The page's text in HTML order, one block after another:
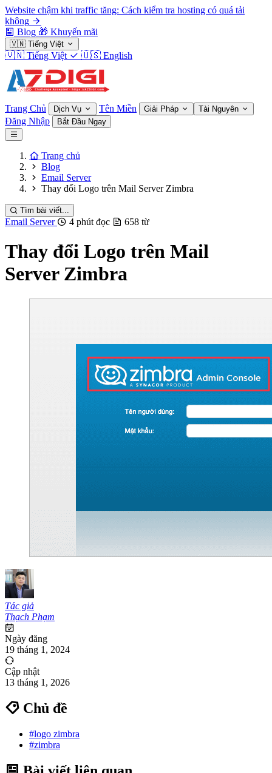
Website chậm khi traffic tăng: Cách kiểm tra hosting có quá tải
không
Blog 🎁 Khuyến mãi
🇻🇳 Tiếng Việt
🇻🇳 Tiếng Việt 🇺🇸 English
Trang Chủ Dịch Vụ Tên Miền Giải Pháp Tài Nguyên
Đăng Nhập Bắt Đầu Ngay
Trang chủ
Blog
Email Server
Thay đổi Logo trên Mail Server Zimbra
Tìm bài viết...
Email Server 4 phút đọc 658 từ
Thay đổi Logo trên Mail
Server Zimbra
Tác giả
Thạch Phạm
Ngày đăng
19 tháng 1, 2024
Cập nhật
13 tháng 1, 2026
Chủ đề
#logo zimbra
#zimbra